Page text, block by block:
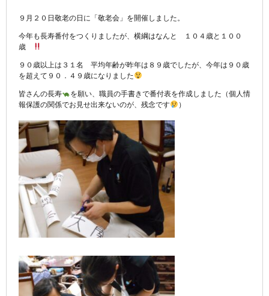
９月２０日敬老の日に「敬老会」を開催しました。
今年も長寿番付をつくりましたが、横綱はなんと １０４歳と１００
歳
９０歳以上は３１名 平均年齢が昨年は８９歳でしたが、今年は９０歳
を超えて９０．４９歳になりました
皆さんの長寿
を願い、職員の手書きで番付表を作成しました（個人情
報保護の関係でお見せ出来ないのが、残念です
）